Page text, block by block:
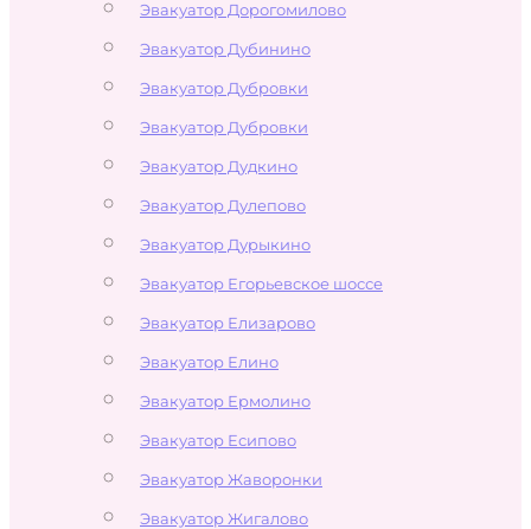
Эвакуатор Дорогомилово
Эвакуатор Дубинино
Эвакуатор Дубровки
Эвакуатор Дубровки
Эвакуатор Дудкино
Эвакуатор Дулепово
Эвакуатор Дурыкино
Эвакуатор Егорьевское шоссе
Эвакуатор Елизарово
Эвакуатор Елино
Эвакуатор Ермолино
Эвакуатор Есипово
Эвакуатор Жаворонки
Эвакуатор Жигалово